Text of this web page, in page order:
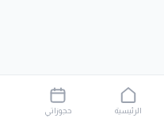
الرئيسية حجوزاتي